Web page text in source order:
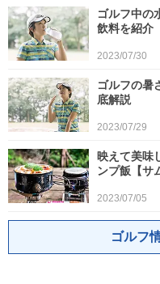
ゴルフ中の
飲料を紹介
2023/07/30
ゴルフの暑
底解説
2023/07/29
映えて美味
ンプ飯【サ
2023/07/05
ゴルフ